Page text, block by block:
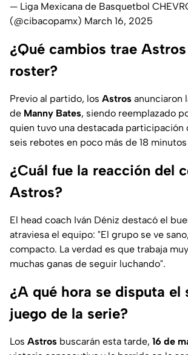
— Liga Mexicana de Basquetbol
(@cibacopamx) March 16, 2025
¿Qué cambios trae Astros
roster?
Previo al partido, los Astros anunciaron
de Manny Bates, siendo reemplazado
quien tuvo una destacada participación
seis rebotes en poco más de 18
¿Cuál fue la reacción del
Astros?
El head coach Iván Déniz destacó el
atraviesa el equipo: "El grupo se ve
compacto. La verdad es que trabaja
muchas ganas de seguir luchando".
¿A qué hora se disputa el
juego de la serie?
Los Astros buscarán esta tarde, 16 de